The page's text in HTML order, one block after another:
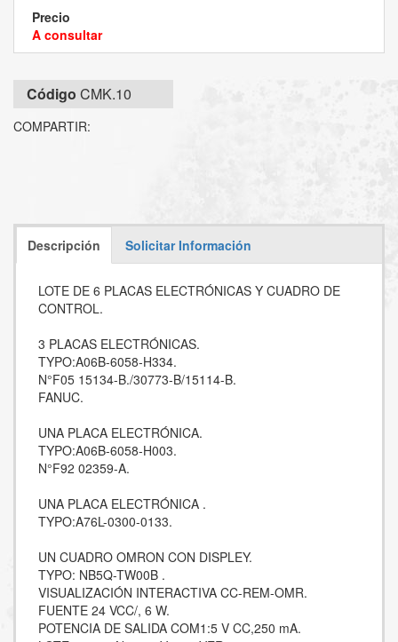
Precio
A consultar
Código CMK.10
COMPARTIR:
Descripción Solicitar Información
LOTE DE 6 PLACAS ELECTRÓNICAS Y CUADRO DE
CONTROL.
3 PLACAS ELECTRÓNICAS.
TYPO:A06B-6058-H334.
N°F05 15134-B./30773-B/15114-B.
FANUC.
UNA PLACA ELECTRÓNICA.
TYPO:A06B-6058-H003.
N°F92 02359-A.
UNA PLACA ELECTRÓNICA .
TYPO:A76L-0300-0133.
UN CUADRO OMRON CON DISPLEY.
TYPO: NB5Q-TW00B .
VISUALIZACIÓN INTERACTIVA CC-REM-OMR.
FUENTE 24 VCC/, 6 W.
POTENCIA DE SALIDA COM1:5 V CC,250 mA.